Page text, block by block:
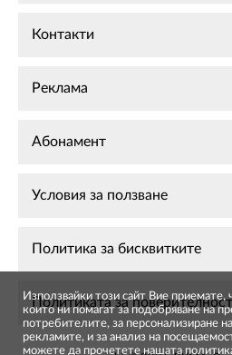
Контакти
Реклама
Абонамент
Условия за ползване
Политика за бисквитките
Политиката за поверителност
Използвайки този сайт Вие приемате,
които ни помагат за подобряване на
потребителите, за персонализиране
рекламите, и за анализ на
можете да прочетете нашата